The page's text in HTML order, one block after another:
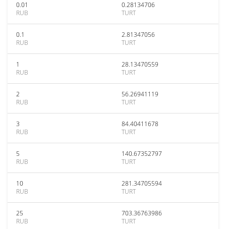
0.01
RUB
0.28134706
TURT
0.1
RUB
2.81347056
TURT
1
RUB
28.13470559
TURT
2
RUB
56.26941119
TURT
3
RUB
84.40411678
TURT
5
RUB
140.67352797
TURT
10
RUB
281.34705594
TURT
25
RUB
703.36763986
TURT